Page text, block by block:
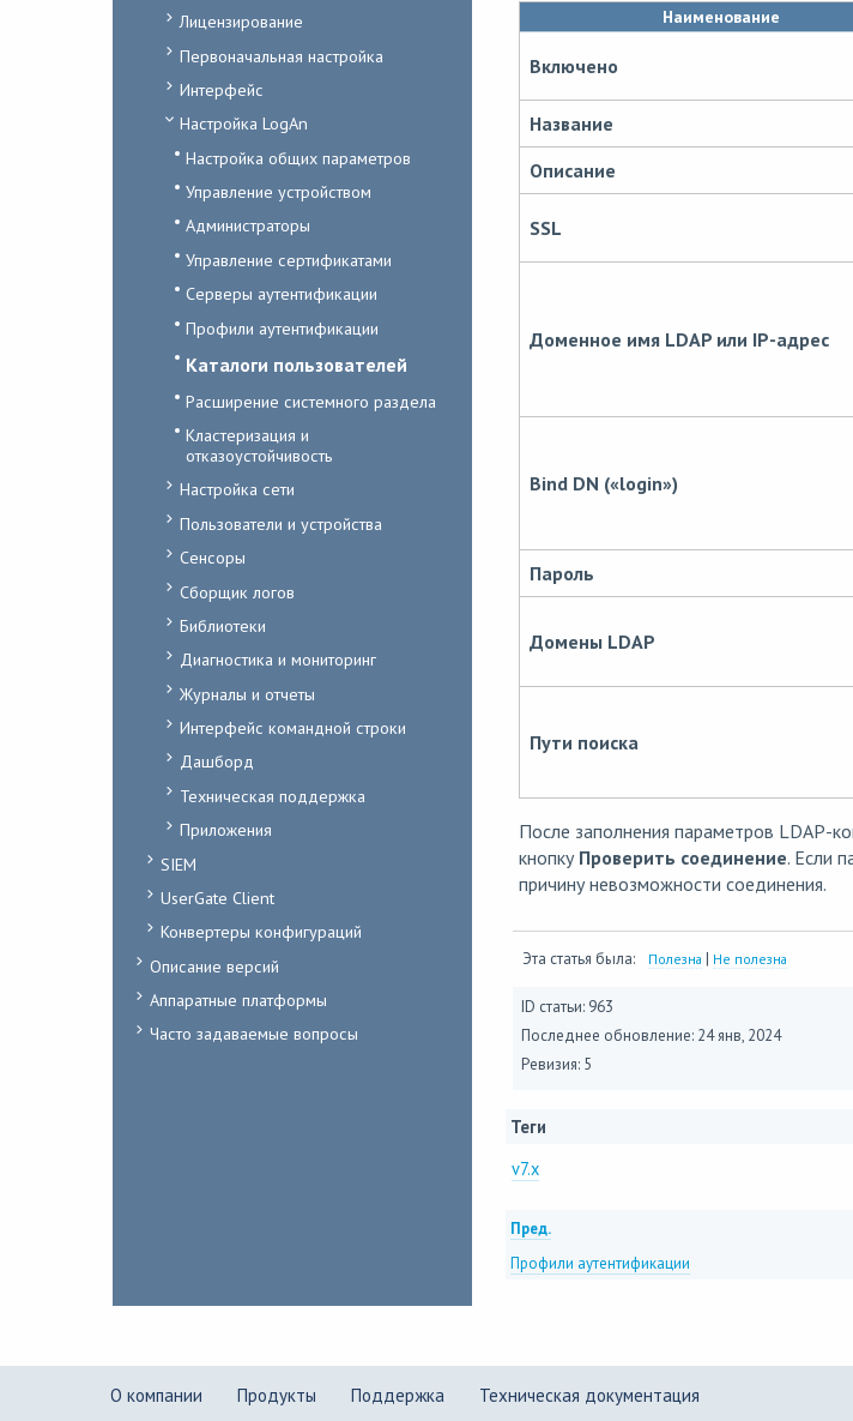
Лицензирование
Первоначальная настройка
Интерфейс
Настройка LogAn
Настройка общих параметров
Управление устройством
Администраторы
Управление сертификатами
Серверы аутентификации
Профили аутентификации
Каталоги пользователей
Расширение системного раздела
Кластеризация и
отказоустойчивость
Настройка сети
Пользователи и устройства
Сенсоры
Сборщик логов
Библиотеки
Диагностика и мониторинг
Журналы и отчеты
Интерфейс командной строки
Дашборд
Техническая поддержка
Приложения
SIEM
UserGate Client
Конвертеры конфигураций
Описание версий
Аппаратные платформы
Часто задаваемые вопросы
Наименование
Включено
Название
Описание
SSL
Доменное имя LDAP или IP-адрес
Bind DN («login»)
Пароль
Домены LDAP
Пути поиска
После заполнения параметров LDAP-
кнопку Проверить соединение. Если
причину невозможности соединения.
Эта статья была: Полезна | Не полезна
ID статьи: 963
Последнее обновление: 24 янв, 2024
Ревизия: 5
Теги
v7.x
Пред.
Профили аутентификации
О компании Продукты Поддержка Техническая документация